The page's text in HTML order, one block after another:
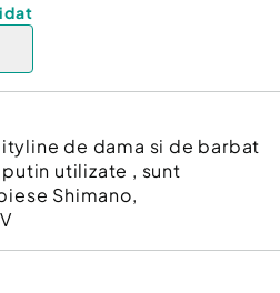
de dama si de barbat
utilizate , sunt
Shimano,